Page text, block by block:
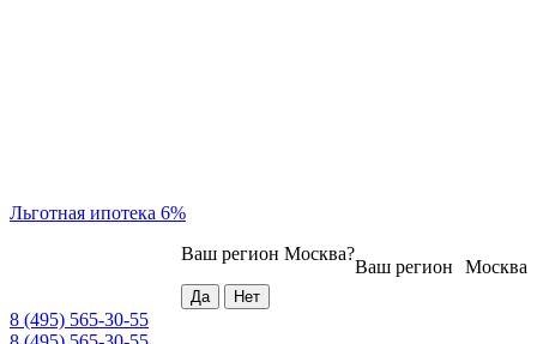
Льготная ипотека 6%
Москва
Ваш регион
Ваш регион Москва?
8 (495) 565-30-55